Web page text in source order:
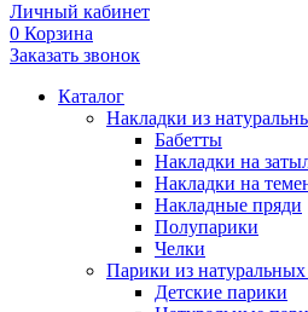
Личный кабинет
0 Корзина
Заказать звонок
Каталог
Накладки из
Бабетты
Накладки на
Накладки на
Накладные пряди
Полупарики
Челки
Парики из натуральных
Детские парики